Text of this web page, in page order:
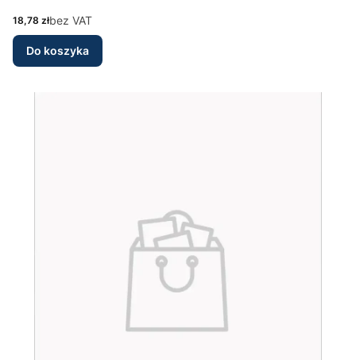
Cena
18,78 złbez VAT
Do koszyka